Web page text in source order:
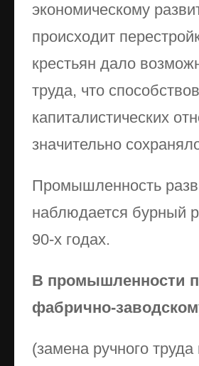
экономическому
происходит
крестьян дало
труда, что
капиталистических
значительно
Промышленность
наблюдается бурный
90-х годах.
В промышленности
фабрично-
(замена ручного